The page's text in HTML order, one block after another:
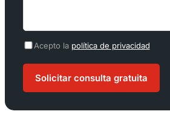
Acepto la política de privacidad
Solicitar consulta gratuita